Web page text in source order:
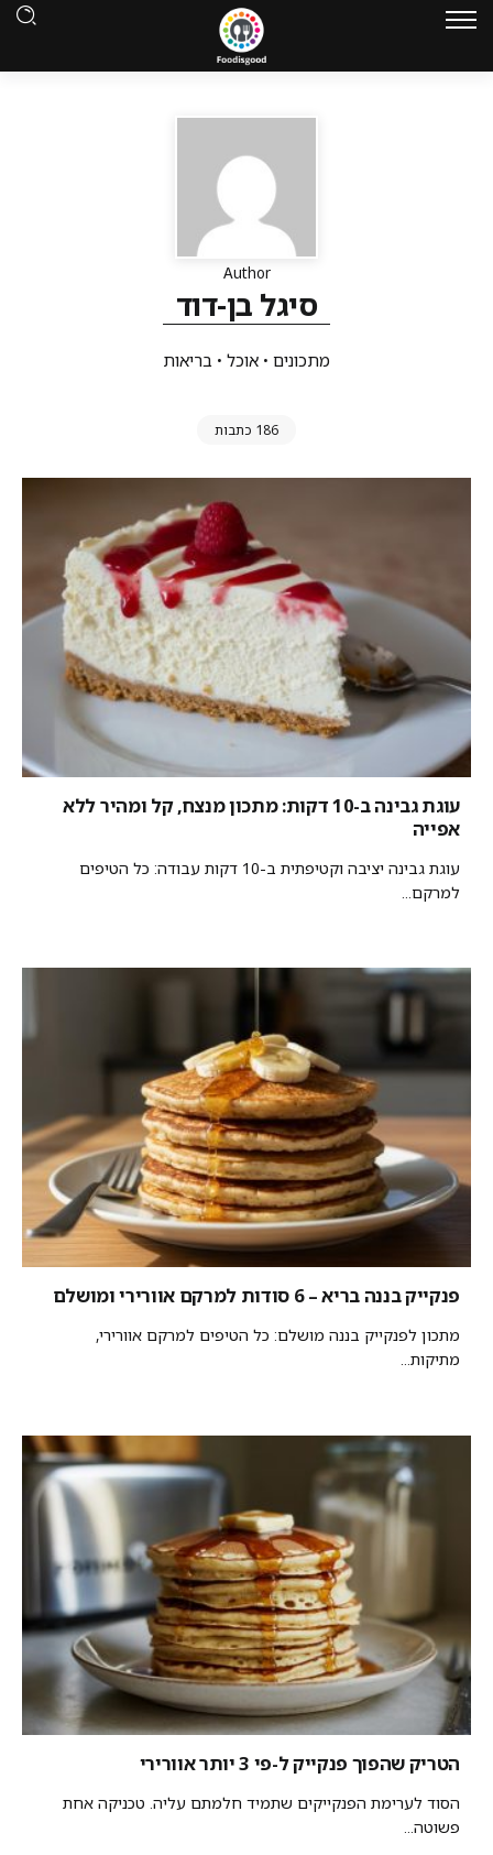
Author
סיגל בן-דוד
מתכונים • אוכל • בריאות
186 כתבות
עוגת גבינה ב-10 דקות: מתכון מנצח, קל ומהיר ללא
אפייה
עוגת גבינה יציבה וקטיפתית ב-10 דקות עבודה: כל הטיפים
למרקם...
פנקייק בננה בריא – 6 סודות למרקם אוורירי ומושלם
מתכון לפנקייק בננה מושלם: כל הטיפים למרקם אוורירי,
מתיקות...
הטריק שהפוך פנקייק ל-פי 3 יותר אוורירי
הסוד לערימת הפנקייקים שתמיד חלמתם עליה. טכניקה אחת
פשוטה...